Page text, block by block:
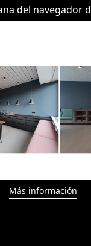
Más información